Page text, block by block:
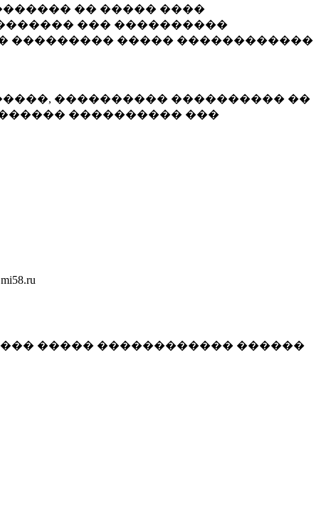
�� ����� ����
��� ����������
��������� ����� ������������
���������� ���������� ��
���������� ���
����� ������������ ������